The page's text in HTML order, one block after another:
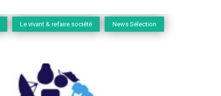
Le vivant & refaire société News Sélection